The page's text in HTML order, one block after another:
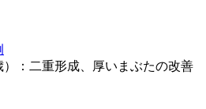
）：二重形成、厚いまぶたの改善